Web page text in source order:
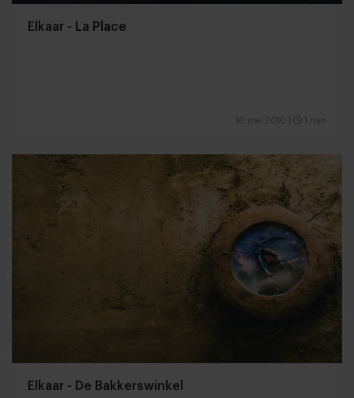
Elkaar - La Place
10 mei 2010 1 min
Elkaar - De Bakkerswinkel